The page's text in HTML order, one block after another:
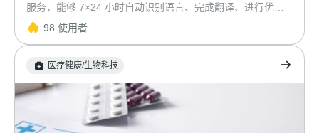
服务，能够 7×24 小时自动识别语言、完成翻译、进行优先
级分流、自动回复，并统一记录各渠道的全部消息。
98 使用者
医疗健康/生物科技